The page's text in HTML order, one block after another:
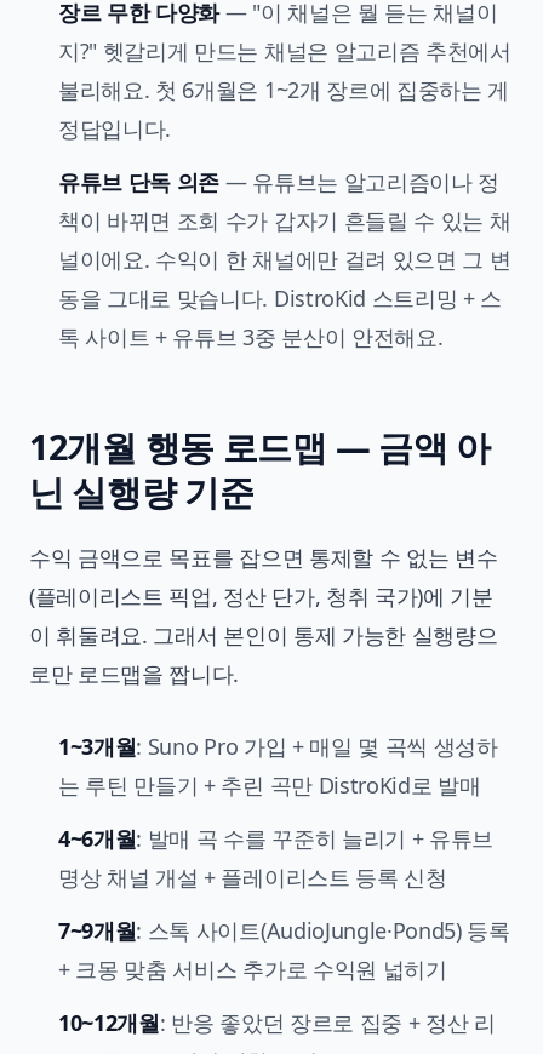
장르 무한 다양화— "이 채널은 뭘 듣는 채널이
지?" 헷갈리게 만드는 채널은 알고리즘 추천에서
불리해요. 첫 6개월은 1~2개 장르에 집중하는 게
정답입니다.
유튜브 단독 의존 — 유튜브는 알고리즘이나 정
책이 바뀌면 조회 수가 갑자기 흔들릴 수 있는 채
널이에요. 수익이 한 채널에만 걸려 있으면 그 변
동을 그대로 맞습니다. DistroKid 스트리밍 + 스
톡 사이트 + 유튜브 3중 분산이 안전해요.
12개월 행동 로드맵 — 금액 아
닌 실행량 기준
수익 금액으로 목표를 잡으면 통제할 수 없는 변수
(플레이리스트 픽업, 정산 단가, 청취 국가)에 기분
이 휘둘려요. 그래서 본인이 통제 가능한 실행량으
로만 로드맵을 짭니다.
1~3개월: Suno Pro 가입 + 매일 몇 곡씩 생성하
는 루틴 만들기 + 추린 곡만 DistroKid로 발매
4~6개월: 발매 곡 수를 꾸준히 늘리기 + 유튜브
명상 채널 개설 + 플레이리스트 등록 신청
7~9개월: 스톡 사이트(AudioJungle·Pond5) 등록
+ 크몽 맞춤 서비스 추가로 수익원 넓히기
10~12개월: 반응 좋았던 장르로 집중 + 정산 리